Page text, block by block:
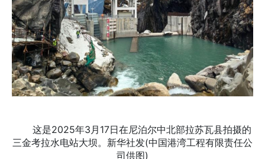
这是2025年3月17日在尼泊尔中北部拉苏瓦县拍摄的
三金考拉水电站大坝。新华社发(中国港湾工程有限责任公
司供图)